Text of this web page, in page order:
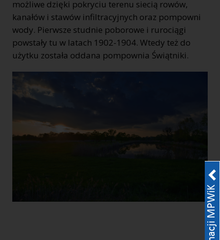
możliwe dzięki pokryciu terenu siecią rowów,
kanałów i stawów infiltracyjnych oraz pompowni
wody. Pierwsze studnie poborowe i rurociągi
powstały tu w latach 1902-1904. Wtedy też do
użytku została oddana pompownia Świątniki.